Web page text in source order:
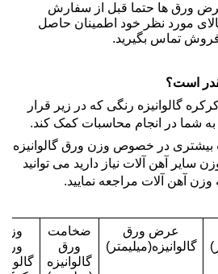
ورق ها حتما قبل از سفارش
مورد نظر خود اطمینان حاصل
فروش تماس بگیرید.
است؟
گالوانیزه رنگی که در زیر قرار
به شما در انجام محاسبات کمک کند.
بیشتری در خصوص وزن ورق گالوانیزه
سایر آهن آلات نیاز دارید می توانید
وزن آهن آلات مراجعه نمایید.
عرض ورق
گالوانیزه(میلیمتر)
ضخامت
ورق
گالوانیزه
وزن
ورق